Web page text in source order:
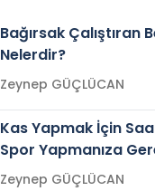
Bağırsak Çalıştıran
Nelerdir?
Zeynep GÜÇLÜCAN
Kas Yapmak İçin
Spor Yapmanıza
Zeynep GÜÇLÜCAN